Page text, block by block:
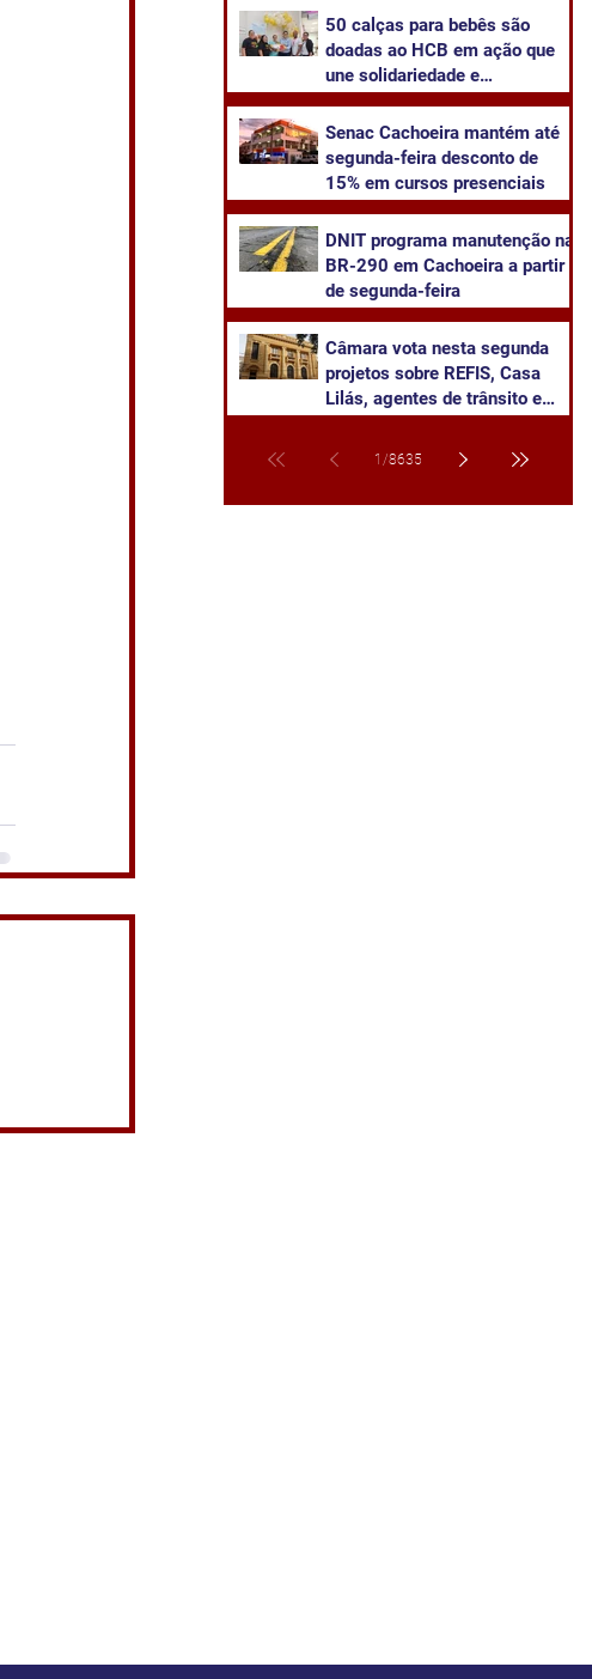
50 calças para bebês são
doadas ao HCB em ação que
une solidariedade e
Senac Cachoeira mantém até
segunda-feira desconto de
15% em cursos presenciais
DNIT programa manutenção na
BR-290 em Cachoeira a partir
de segunda-feira
Câmara vota nesta segunda
projetos sobre REFIS, Casa
Lilás, agentes de trânsito e
1 /8635